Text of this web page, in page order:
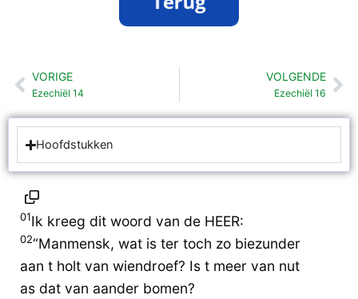
Vorige
VORIGE
Ezechiël 14
VOLGENDE
Ezechiël 16
Hoofdstukken
01Ik kreeg dit woord van de HEER:
02“Manmensk, wat is ter toch zo biezunder
aan t holt van wiendroef? Is t meer van nut
as dat van aander bomen?